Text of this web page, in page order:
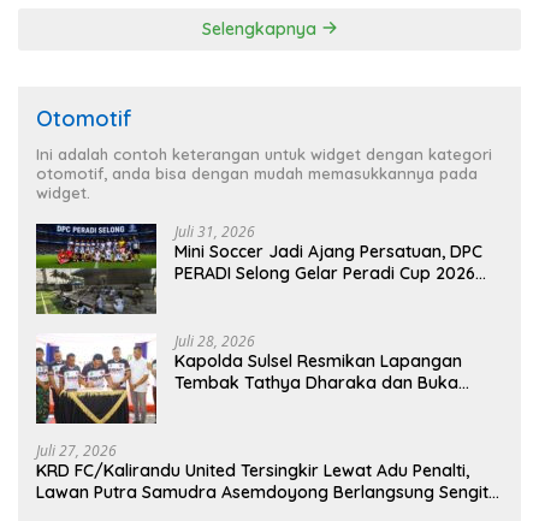
Selengkapnya
Otomotif
Ini adalah contoh keterangan untuk widget dengan kategori
otomotif, anda bisa dengan mudah memasukkannya pada
widget.
Juli 31, 2026
Mini Soccer Jadi Ajang Persatuan, DPC
PERADI Selong Gelar Peradi Cup 2026
Juli 28, 2026
Kapolda Sulsel Resmikan Lapangan
Tembak Tathya Dharaka dan Buka
Juli 27, 2026
KRD FC/Kalirandu United Tersingkir Lewat Adu Penalti,
Lawan Putra Samudra Asemdoyong Berlangsung Sengit